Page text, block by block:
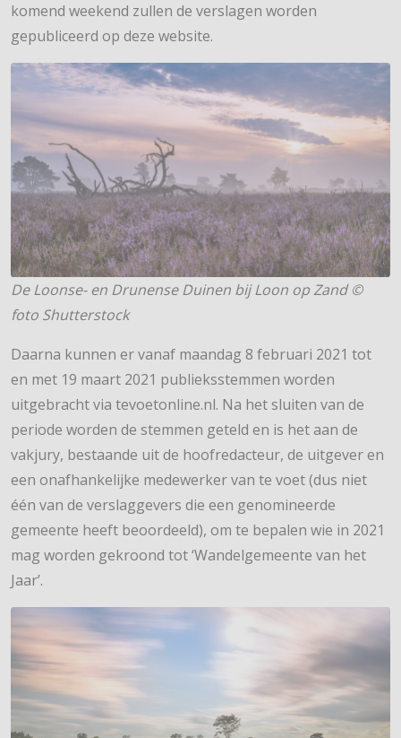
komend weekend zullen de verslagen worden
gepubliceerd op deze website.
De Loonse- en Drunense Duinen bij Loon op Zand ©
foto Shutterstock
Daarna kunnen er vanaf maandag 8 februari 2021 tot
en met 19 maart 2021 publieksstemmen worden
uitgebracht via tevoetonline.nl. Na het sluiten van de
periode worden de stemmen geteld en is het aan de
vakjury, bestaande uit de hoofredacteur, de uitgever en
een onafhankelijke medewerker van te voet (dus niet
één van de verslaggevers die een genomineerde
gemeente heeft beoordeeld), om te bepalen wie in 2021
mag worden gekroond tot ‘Wandelgemeente van het
Jaar’.